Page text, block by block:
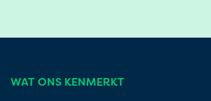
WAT ONS KENMERKT